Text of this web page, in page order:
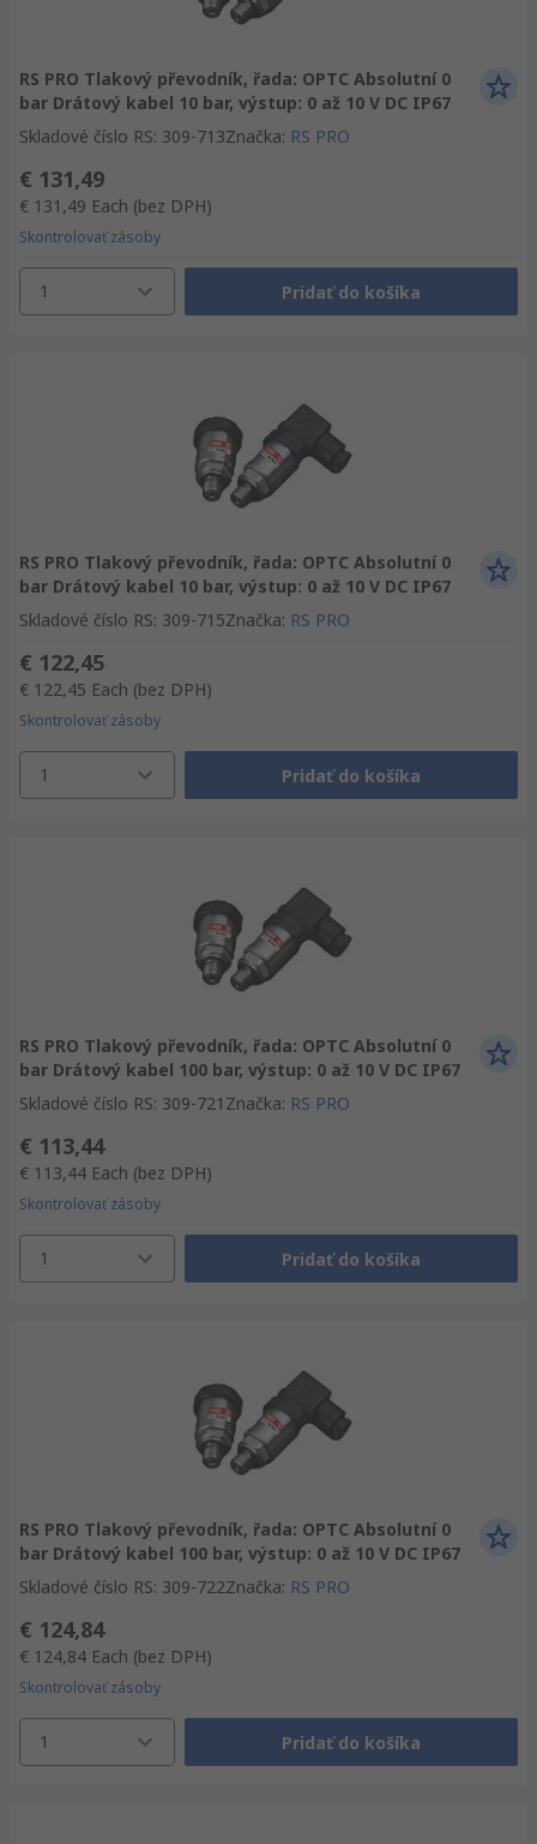
RS PRO Tlakový převodník, řada: OPTC Absolutní 0
bar Drátový kabel 10 bar, výstup: 0 až 10 V DC IP67
Skladové číslo RS: 309-713Značka: RS PRO
€ 131,49
€ 131,49 Each (bez DPH)
Skontrolovať zásoby
1 Pridať do košíka
RS PRO Tlakový převodník, řada: OPTC Absolutní 0
bar Drátový kabel 10 bar, výstup: 0 až 10 V DC IP67
Skladové číslo RS: 309-715Značka: RS PRO
€ 122,45
€ 122,45 Each (bez DPH)
Skontrolovať zásoby
1 Pridať do košíka
RS PRO Tlakový převodník, řada: OPTC Absolutní 0
bar Drátový kabel 100 bar, výstup: 0 až 10 V DC IP67
Skladové číslo RS: 309-721 Značka: RS PRO
€ 113,44
€ 113,44 Each (bez DPH)
Skontrolovať zásoby
1 Pridať do košíka
RS PRO Tlakový převodník, řada: OPTC Absolutní 0
bar Drátový kabel 100 bar, výstup: 0 až 10 V DC IP67
Skladové číslo RS: 309-722Značka: RS PRO
€ 124,84
€ 124,84 Each (bez DPH)
Skontrolovať zásoby
1 Pridať do košíka